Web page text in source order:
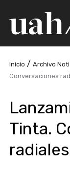
Inicio /Archivo
Conversaciones
Tinta.